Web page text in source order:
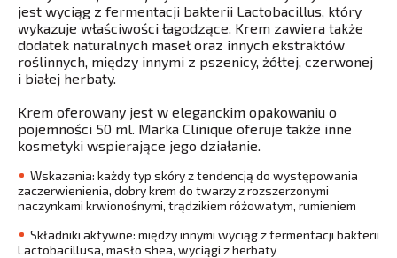
jest wyciąg z fermentacji bakterii Lactobacillus, który
wykazuje właściwości łagodzące. Krem zawiera także
dodatek naturalnych maseł oraz innych ekstraktów
roślinnych, między innymi z pszenicy, żółtej, czerwonej
i białej herbaty.
Krem oferowany jest w eleganckim opakowaniu o
pojemności 50 ml. Marka Clinique oferuje także inne
kosmetyki wspierające jego działanie.
Wskazania: każdy typ skóry z tendencją do występowania
zaczerwienienia, dobry krem do twarzy z rozszerzonymi
naczynkami krwionośnymi, trądzikiem różowatym, rumieniem
Składniki aktywne: między innymi wyciąg z fermentacji bakterii
Lactobacillusa, masło shea, wyciągi z herbaty